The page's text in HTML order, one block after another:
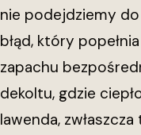
nie podejdziemy
błąd, który
zapachu
dekoltu, gdzie
lawenda,